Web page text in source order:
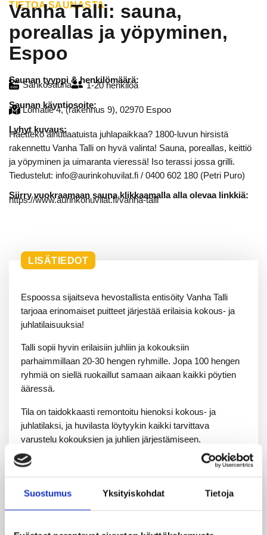
Suostumus Yksityiskohdat Tietoja
TIETOA SAUNASTA
Vanha Talli: sauna,
poreallas ja yöpyminen,
Espoo
Saunan tyyppi & henkilömäärä:
Sähkösauna
1-20 henkilöä
Saunan käyntiosoite:
Lomatie 4, (rakennus 9), 02970 Espoo
Lyhyt kuvaus:
Haetteko ainutlaatuista juhlapaikkaa? 1800-luvun hirsistä
rakennettu Vanha Talli on hyvä valinta! Sauna, poreallas, keittiö
ja yöpyminen ja uimaranta vieressä! Iso terassi jossa grilli.
Tiedustelut: info@aurinkohuvilat.fi / 0400 602 180 (Petri Puro)
Siirry vuokraamaan sauna klikkaamalla alla olevaa linkkiä:
https://www.aurinkohuvilat.fi/vanha-talli
LISÄTIEDOT
Espoossa sijaitseva hevostallista entisöity Vanha Talli
tarjoaa erinomaiset puitteet järjestää erilaisia kokous- ja
juhlatilaisuuksia!
Talli sopii hyvin erilaisiin juhliin ja kokouksiin
parhaimmillaan 20-30 hengen ryhmille. Jopa 100 hengen
ryhmiä on siellä ruokaillut samaan aikaan kaikki pöytien
ääressä.
Tila on taidokkaasti remontoitu hienoksi kokous- ja
juhlatilaksi, ja huvilasta löytyykin kaikki tarvittava
varustelu kokouksien ja juhlien järjestämiseen.
Alakerrasta löytyy alkuvuodesta 2025 remontoitu keittiö,
kokous- juhlatila videotykkeineen ja kokoustarpeineen,
ilmeen alkuvuodesta 2025. Yläkerrassa majoitustilat 17
hengelle.
Saunaosastolta pääsee suoraan vilvoittelemaan